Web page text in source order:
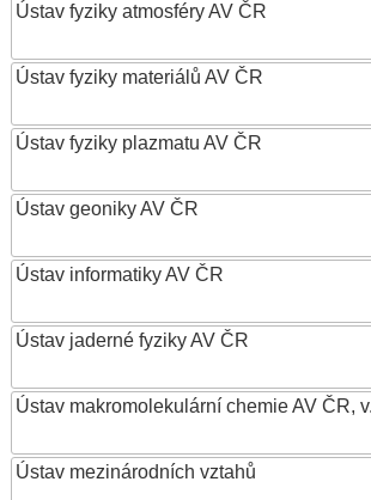
Ústav fyziky atmosféry AV ČR
Ústav fyziky materiálů AV ČR
Ústav fyziky plazmatu AV ČR
Ústav geoniky AV ČR
Ústav informatiky AV ČR
Ústav jaderné fyziky AV ČR
Ústav makromolekulární chemie AV ČR,
Ústav mezinárodních vztahů